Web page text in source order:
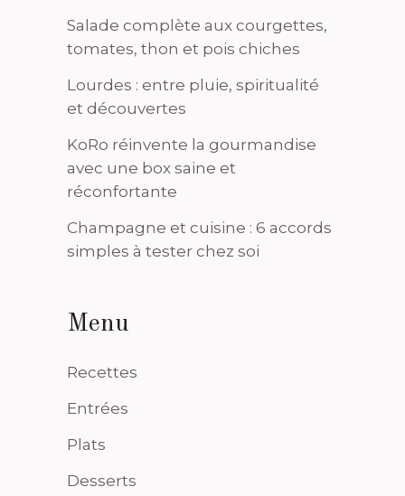
Salade complète aux courgettes,
tomates, thon et pois chiches
Lourdes : entre pluie, spiritualité
et découvertes
KoRo réinvente la gourmandise
avec une box saine et
réconfortante
Champagne et cuisine : 6 accords
simples à tester chez soi
Menu
Recettes
Entrées
Plats
Desserts